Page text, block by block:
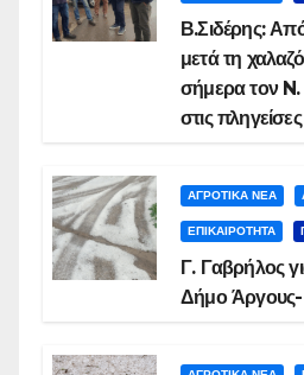
Β.Σιδέρης:
μετά τη
σήμερα τον
στις
ΑΓΡΟΤΙΚΑ ΝΕΑ
ΕΠΙΚΑΙΡΟΤΗΤΑ
Γ. Γαβρήλος
Δήμο